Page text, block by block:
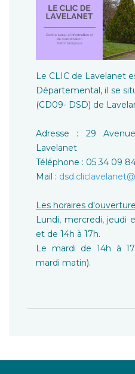
Le CLIC de Lavelanet
Départemental, il se
(CD09- DSD) de
Adresse : 29
Lavelanet
Téléphone : 05 34 09
Mail :
Les horaires
Lundi, mercredi, jeudi
et de 14h à 17h.
Le mardi de 14h à
mardi matin).